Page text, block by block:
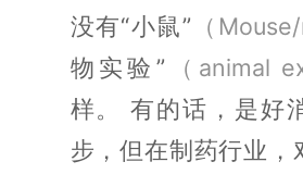
没有“小鼠” （
物实验” （animal
样。 有的话，是好
步，但在制药行业，